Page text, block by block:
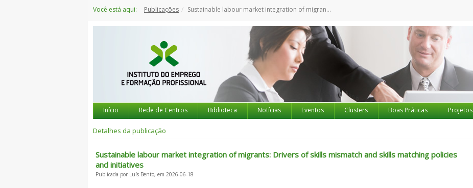
para
Você está aqui: Publicações Sustainable labour market integration of migrants: Drivers of skills mismatch and skills matching policies and initiatives
Início Rede de Centros Biblioteca Notícias Eventos Clusters Boas Práticas Projetos
Detalhes da publicação
Sustainable labour market integration of migrants: Drivers of skills mismatch and skills matching policies
and initiatives
Publicada por Luís Bento, em 2026-06-18